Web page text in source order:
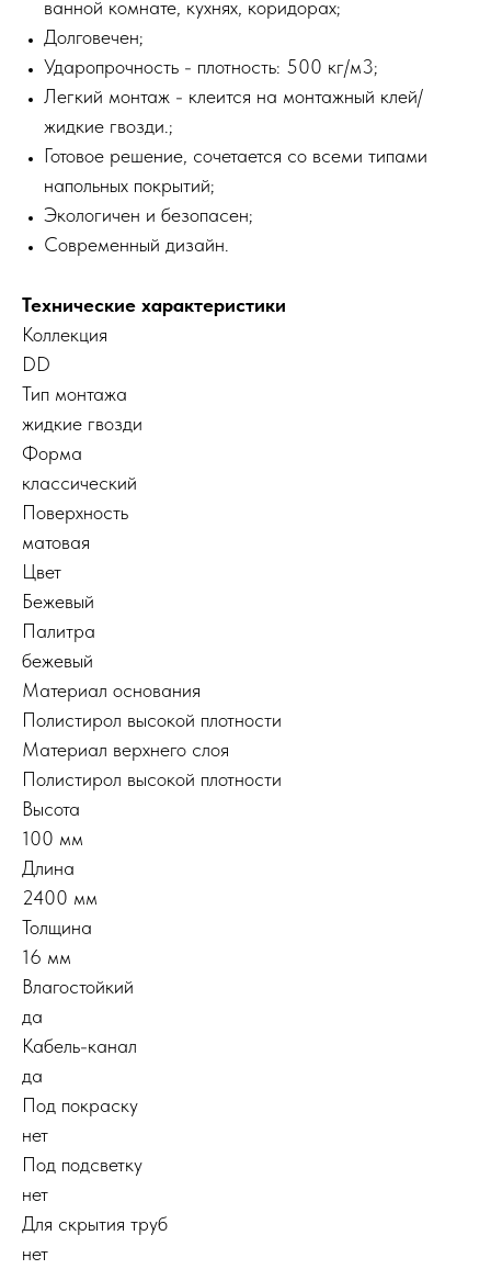
ванной комнате, кухнях, коридорах;
Долговечен;
Ударопрочность - плотность: 500 кг/м3;
Легкий монтаж - клеится на монтажный клей/
жидкие гвозди.;
Готовое решение, сочетается со всеми типами
напольных покрытий;
Экологичен и безопасен;
Современный дизайн.
Технические характеристики
Коллекция
DD
Тип монтажа
жидкие гвозди
Форма
классический
Поверхность
матовая
Цвет
Бежевый
Палитра
бежевый
Материал основания
Полистирол высокой плотности
Материал верхнего слоя
Полистирол высокой плотности
Высота
100 мм
Длина
2400 мм
Толщина
16 мм
Влагостойкий
да
Кабель-канал
да
Под покраску
нет
Под подсветку
нет
Для скрытия труб
нет